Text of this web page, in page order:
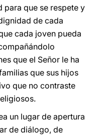
que se respete y
de cada
cada joven pueda
que el Señor le ha
que sus hijos
que no contraste
un lugar de apertura
de diálogo, de